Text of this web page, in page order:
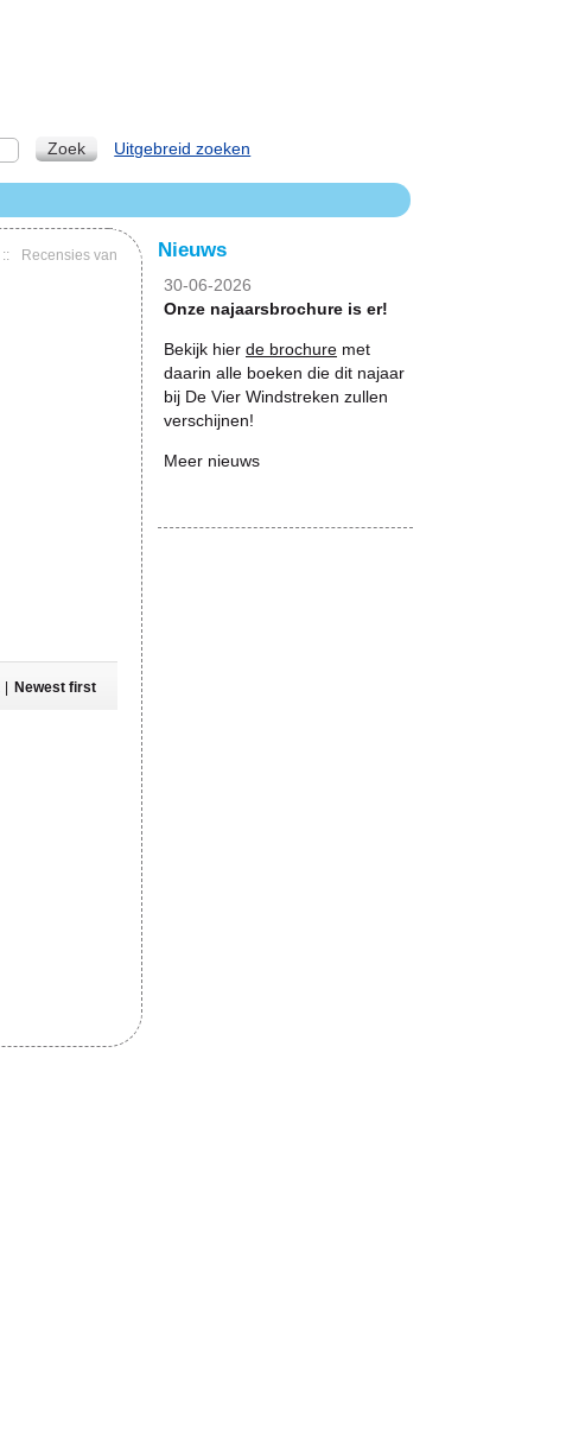
::
Recensies van
Newest first
Nieuws
30-06-2026
Onze najaarsbrochure is er!
Bekijk hier de brochure met
daarin alle boeken die dit najaar
bij De Vier Windstreken zullen
verschijnen!
Meer nieuws
Zoek Uitgebreid zoeken